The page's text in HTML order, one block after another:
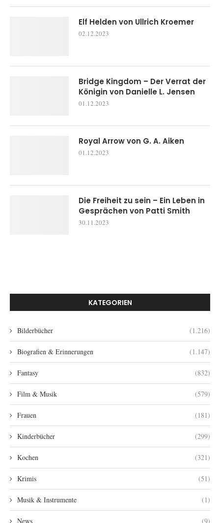
Elf Helden von Ullrich Kroemer
02.12.2023
Bridge Kingdom – Der Verrat der
Königin von Danielle L. Jensen
01.12.2023
Royal Arrow von G. A. Aiken
01.12.2023
Die Freiheit zu sein – Ein Leben in
Gesprächen von Patti Smith
30.11.2023
KATEGORIEN
Bilderbücher (1.216)
Biografien & Erinnerungen (1.147)
Fantasy (832)
Film & Musik (579)
Frauen (181)
Kinderbücher (299)
Kochen (321)
Krimis (51)
Musik & Instrumente (1)
News (9)